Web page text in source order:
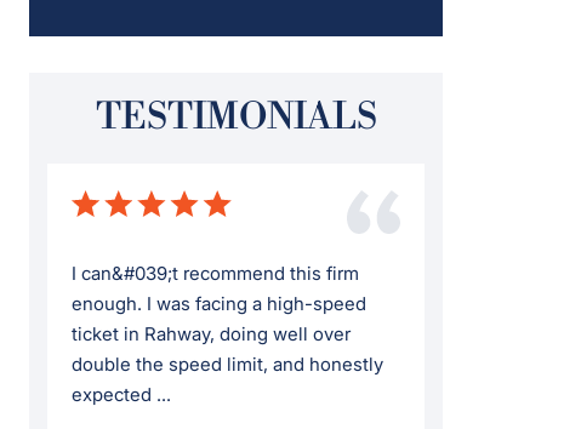
TESTIMONIALS
I can&#039;t recommend this firm
enough. I was facing a high-speed
ticket in Rahway, doing well over
double the speed limit, and honestly
expected ...